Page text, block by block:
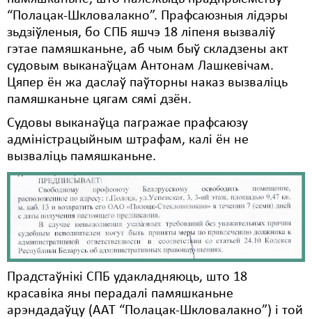
“Полацак-Шкловалакно”. Прафсаюзныя лідэры
зьдзіўленыя, бо СПБ яшчэ 18 ліпеня вызваліў
гэтае памяшканьне, аб чым быў складзены акт
судовым выканаўцам Антонам Лашкевічам.
Цяпер ён жа даслаў паўторны наказ вызваліць
памяшканьне цягам сямі дзён.
Судовы выканаўца пагражае прафсаюзу
адміністрацыйным штрафам, калі ён не
вызваліць памяшканьне.
Прадстаўнікі СПБ удакладняюць, што 18
красавіка яны перадалі памяшканьне
арэндадаўцу (ААТ “Полацак-Шкловалакно”) і той
Экалёгія
Правы працоўных
Сацыяльныя правы